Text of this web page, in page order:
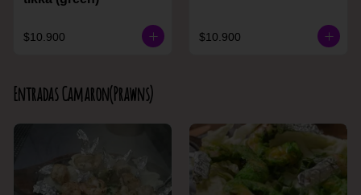
$10.900 $10.900
Entradas Camaron(Prawns)